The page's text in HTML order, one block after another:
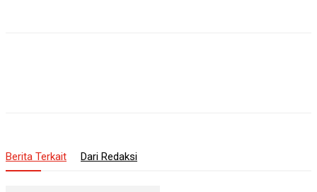
Berita Terkait Dari Redaksi